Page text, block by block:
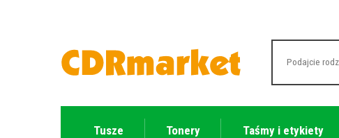
Tusze Tonery Taśmy i etykiety